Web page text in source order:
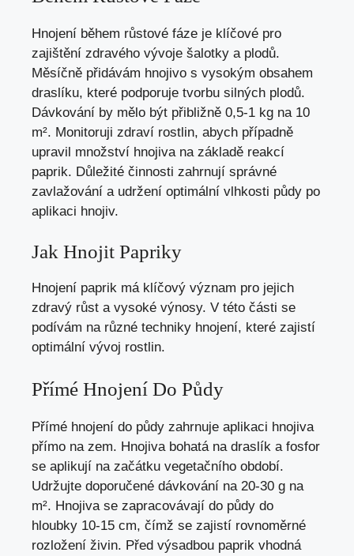
Hnojení během růstové fáze je klíčové pro
zajištění zdravého vývoje šalotky a plodů.
Měsíčně přidávám hnojivo s vysokým obsahem
draslíku, které podporuje tvorbu silných plodů.
Dávkování by mělo být přibližně 0,5-1 kg na 10
m². Monitoruji zdraví rostlin, abych případně
upravil množství hnojiva na základě reakcí
paprik. Důležité činnosti zahrnují správné
zavlažování a udržení optimální vlhkosti půdy po
aplikaci hnojiv.
Jak Hnojit Papriky
Hnojení paprik má klíčový význam pro jejich
zdravý růst a vysoké výnosy. V této části se
podívám na různé techniky hnojení, které zajistí
optimální vývoj rostlin.
Přímé Hnojení Do Půdy
Přímé hnojení do půdy zahrnuje aplikaci hnojiva
přímo na zem. Hnojiva bohatá na draslík a fosfor
se aplikují na začátku vegetačního období.
Udržujte doporučené dávkování na 20-30 g na
m². Hnojiva se zapracovávají do půdy do
hloubky 10-15 cm, čímž se zajistí rovnoměrné
rozložení živin. Před výsadbou paprik vhodná